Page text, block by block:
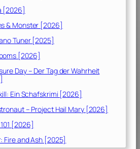
[2026]
& Monster [2026]
Tuner [2025]
[2026]
Day – Der Tag der Wahrheit
Ein Schafskrimi [2026]
– Project Hail Mary [2026]
[2026]
Fire and Ash [2025]